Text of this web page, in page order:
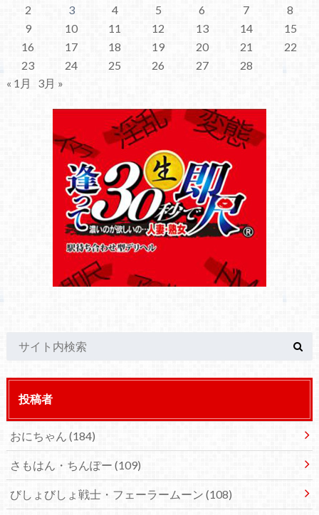
2
3 4 5 6 7
8
9
10 11 12 13 14
15
16
17 18 19 20 21
22
23
24 25 26 27
28
« 1月
3月 »
投稿者
おにちゃん (184)
さもはん・ちんぽー (109)
びしょびしょ戦士・フェーラームーン (108)